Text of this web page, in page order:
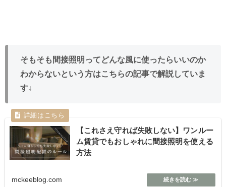
そもそも間接照明ってどんな風に使ったらいいのか
わからないという方はこちらの記事で解説していま
す↓
【これさえ守れば失敗しない】ワンルー
ム賃貸でもおしゃれに間接照明を使える
方法
mckeeblog.com